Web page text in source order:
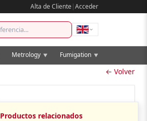
Alta de Cliente|Acceder
Metrology ▼ Fumigation ▼
← Volver
Productos relacionados